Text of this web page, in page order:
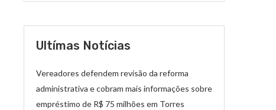
Ultímas Notícias
Vereadores defendem revisão da reforma
administrativa e cobram mais informações sobre
empréstimo de R$ 75 milhões em Torres